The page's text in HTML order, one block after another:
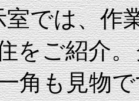
室では、作
をご紹介
角も見物